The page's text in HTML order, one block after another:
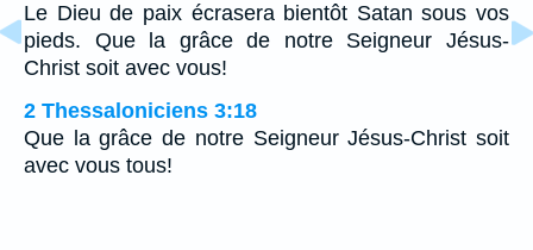
Le Dieu de paix écrasera bientôt Satan sous vos
pieds. Que la grâce de notre Seigneur Jésus-
Christ soit avec vous!
2 Thessaloniciens 3:18
Que la grâce de notre Seigneur Jésus-Christ soit
avec vous tous!